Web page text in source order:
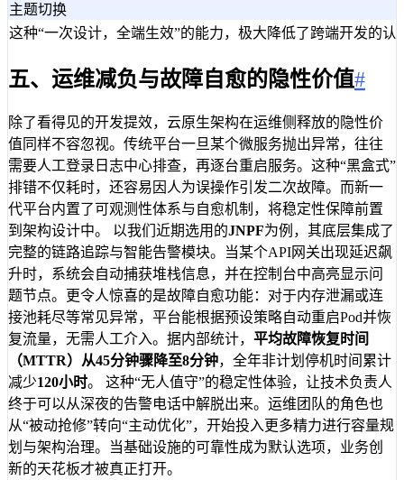
主题切换
这种“一次设计，全端生效”的能力，极大降低了跨端开发的
五、运维减负与故障自愈的隐性价值#
除了看得见的开发提效，云原生架构在运维侧释放的隐性价
值同样不容忽视。传统平台一旦某个微服务抛出异常，往往
需要人工登录日志中心排查，再逐台重启服务。这种“黑盒式”
排错不仅耗时，还容易因人为误操作引发二次故障。而新一
代平台内置了可观测性体系与自愈机制，将稳定性保障前置
到架构设计中。 以我们近期选用的JNPF为例，其底层集成了
完整的链路追踪与智能告警模块。当某个API网关出现延迟飙
升时，系统会自动捕获堆栈信息，并在控制台中高亮显示问
题节点。更令人惊喜的是故障自愈功能：对于内存泄漏或连
接池耗尽等常见异常，平台能根据预设策略自动重启Pod并恢
复流量，无需人工介入。据内部统计， 平均故障恢复时间
（MTTR）从45分钟骤降至8分钟，全年非计划停机时间累计
减少120小时。 这种“无人值守”的稳定性体验，让技术负责人
终于可以从深夜的告警电话中解脱出来。运维团队的角色也
从“被动抢修”转向“主动优化”，开始投入更多精力进行容量规
划与架构治理。当基础设施的可靠性成为默认选项，业务创
新的天花板才被真正打开。